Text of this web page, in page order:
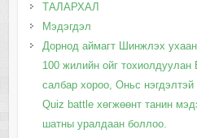
ТАЛАРХАЛ
Мэдэгдэл
Дорнод аймагт Шинжлэх
100 жилийн ойг
салбар хороо, Оньс
Quiz battle хөгжөөнт танин
шатны уралдаан боллоо.